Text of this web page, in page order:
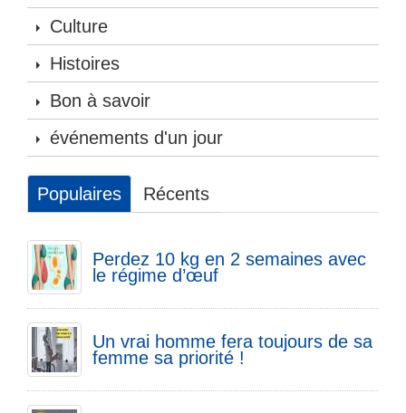
Culture
Histoires
Bon à savoir
événements d'un jour
Populaires Récents
Perdez 10 kg en 2 semaines avec
le régime d’œuf
Un vrai homme fera toujours de sa
femme sa priorité !